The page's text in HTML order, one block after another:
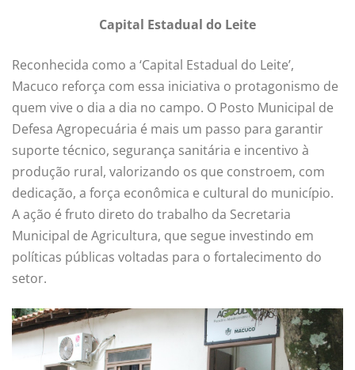
Capital Estadual do Leite
Reconhecida como a ‘Capital Estadual do Leite’,
Macuco reforça com essa iniciativa o protagonismo de
quem vive o dia a dia no campo. O Posto Municipal de
Defesa Agropecuária é mais um passo para garantir
suporte técnico, segurança sanitária e incentivo à
produção rural, valorizando os que constroem, com
dedicação, a força econômica e cultural do município.
A ação é fruto direto do trabalho da Secretaria
Municipal de Agricultura, que segue investindo em
políticas públicas voltadas para o fortalecimento do
setor.